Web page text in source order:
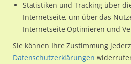
Gezielte
regionale
Baden-
Statistiken und Tracking über
Internetseite, um über das
Internetseite Optimieren und
Sie können Ihre Zustimmung
Datenschutzerklärungen